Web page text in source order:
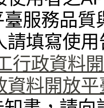
服務品
請填寫使
行政資料
資料開放